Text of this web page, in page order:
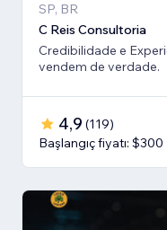
SP, BR
C Reis Consultoria
Credibilidade e
vendem de verdade.
4,9 (119)
Başlangıç fiyatı: $300